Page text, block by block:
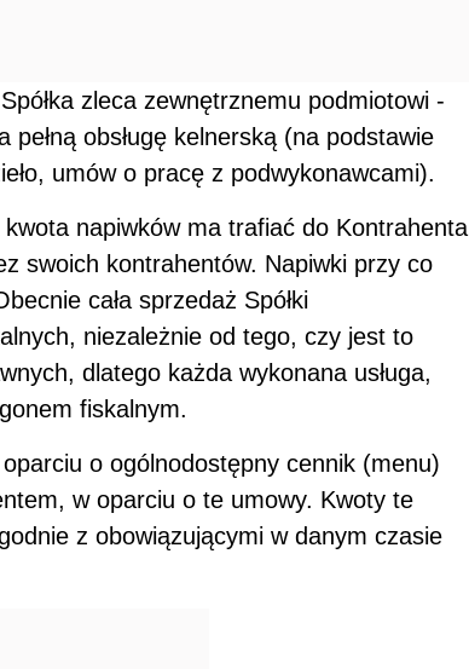
zleca zewnętrznemu podmiotowi -
obsługę kelnerską (na podstawie
umów o pracę z podwykonawcami).
napiwków ma trafiać do Kontrahenta
swoich kontrahentów. Napiwki przy co
cała sprzedaż Spółki
niezależnie od tego, czy jest to
dlatego każda wykonana usługa,
fiskalnym.
o ogólnodostępny cennik (menu)
w oparciu o te umowy. Kwoty te
z obowiązującymi w danym czasie